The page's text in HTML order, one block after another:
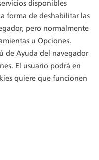
disponibles
forma de deshabilitar las
pero normalmente
u Opciones.
de Ayuda del navegador
El usuario podrá en
quiere que funcionen